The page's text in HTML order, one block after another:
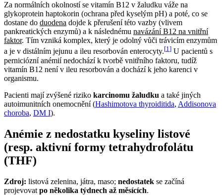
Za normálních okolností se vitamín B12 v žaludku váže na
glykoprotein haptokorin (ochrana před kyselým pH) a poté, co se
dostane do duodena dojde k přerušení této vazby (vlivem
pankreatických enzymů) a k následnému navázání B12 na vnitřní
faktor. Tím vzniká komplex, který je odolný vůči trávicím enzymům
a je v distálním jejunu a ileu resorbován enterocyty.[1] U pacientů s
perniciózní anémií nedochází k tvorbě vnitřního faktoru, tudíž
vitamín B12 není v ileu resorbován a dochází k jeho karenci v
organismu.
Pacienti mají zvýšené riziko karcinomu žaludku a také jiných
autoimunitních onemocnění (Hashimotova thyroiditida, Addisonova
choroba, DM I).
Anémie z nedostatku kyseliny listové
(resp. aktivní formy tetrahydrofolátu
(THF)
Zdroj: listová zelenina, játra, maso; nedostatek se začíná
projevovat po několika týdnech až měsících.